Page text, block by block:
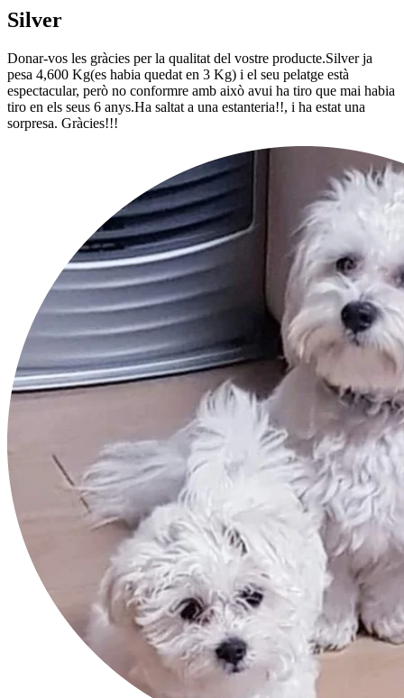
Silver
Donar-vos les gràcies per la qualitat del vostre producte.Silver ja
pesa 4,600 Kg(es habia quedat en 3 Kg) i el seu pelatge està
espectacular, però no conformre amb això avui ha tiro que mai habia
tiro en els seus 6 anys.Ha saltat a una estanteria!!, i ha estat una
sorpresa. Gràcies!!!